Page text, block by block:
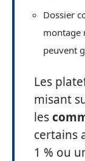
Dossier
montage
peuvent
Les
misant
les
certains
1 % ou